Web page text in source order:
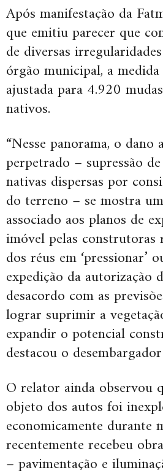
Após manifestação da
que emitiu parecer que
de diversas
órgão municipal, a
ajustada para 4.920
nativos.
“Nesse panorama, o dano
perpetrado – supressão
nativas dispersas por
do terreno – se mostra
associado aos planos de
imóvel pelas construtoras
dos réus em ‘pressionar’
expedição da autorização
desacordo com as
lograr suprimir a
expandir o potencial
destacou o
O relator ainda observou
objeto dos autos foi
economicamente durante
recentemente recebeu
– pavimentação e